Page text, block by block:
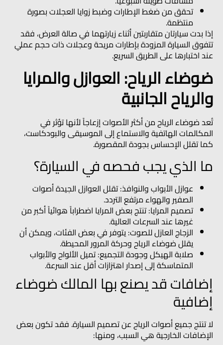
تحقق من ضغط الإطارات وضبط زوايا العجلات بصورة
منتظمة.
إذا بدت سيارتان متقاربتين أثناء زيارتهما في صالة العرض، فقد
تتفوق السيارة المزودة بإطارات مريحة وعجلات ذات حجم عملي
عند اختبارها على الطريق السريع.
ضوضاء الرياح: العوازل والمرايا
والرياح الجانبية
تُعد ضوضاء الرياح من أكثر الأصوات إزعاجاً لأنها تؤثر في
المكالمات الهاتفية والاستماع إلى الموسيقى والبودكاست،
كما تقلل الإحساس بجودة المقصورة.
ما الذي يجب فحصه في السيارة؟
عوازل الأبواب والنوافذ:تقلل العوازل الجيدة أصوات
الصفير والهواء مرتفع التردد.
تصميم المرايا:تنتج بعض المرايا اضطراباً هوائياً أكبر من
غيرها عند السرعات العالية.
الزجاج العازل للصوت:يتوفر في بعض الفئات، ويمكن أن
يقلل ضوضاء الرياح وحركة المرور المحيطة.
صلابة الهيكل وجودة التجميع:تميل الألواح والأبواب
المتماسكة إلى إصدار اهتزازات أقل عند السرعة.
إضافات قد يصنع بها المالك ضوضاء
إضافية
لا تنتج جميع أصوات الرياح عن تصميم السيارة. فقد تكون بعض
الإضافات الخارجية هي السبب، ومنها: